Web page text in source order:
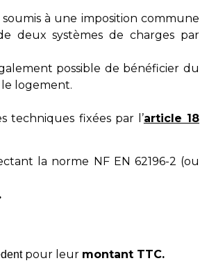
soumis à une imposition commune
deux systèmes de charges par
possible de bénéficier du
logement.
techniques fixées par l’article 18
la norme NF EN 62196-2 (ou
pour leur montant TTC.